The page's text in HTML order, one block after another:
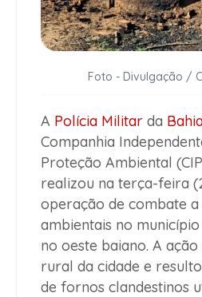
Foto - Divulgação /
A Polícia Militar da
Companhia
Proteção Ambiental
realizou na terça-feira
operação de combate a
ambientais no município
no oeste baiano. A
rural da cidade e
de fornos clandestinos